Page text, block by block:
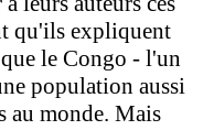
qu'ils expliquent
le Congo - l'un
population aussi
au monde. Mais